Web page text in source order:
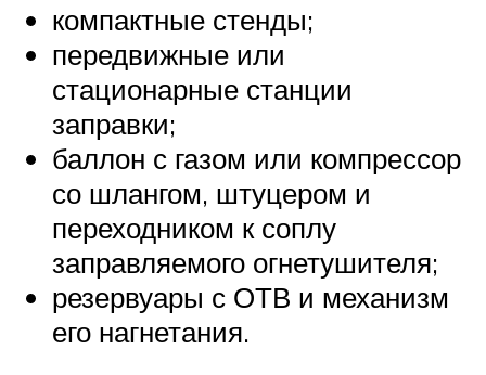
компактные стенды;
передвижные или
стационарные станции
заправки;
баллон с газом или компрессор
со шлангом, штуцером и
переходником к соплу
заправляемого огнетушителя;
резервуары с ОТВ и механизм
его нагнетания.